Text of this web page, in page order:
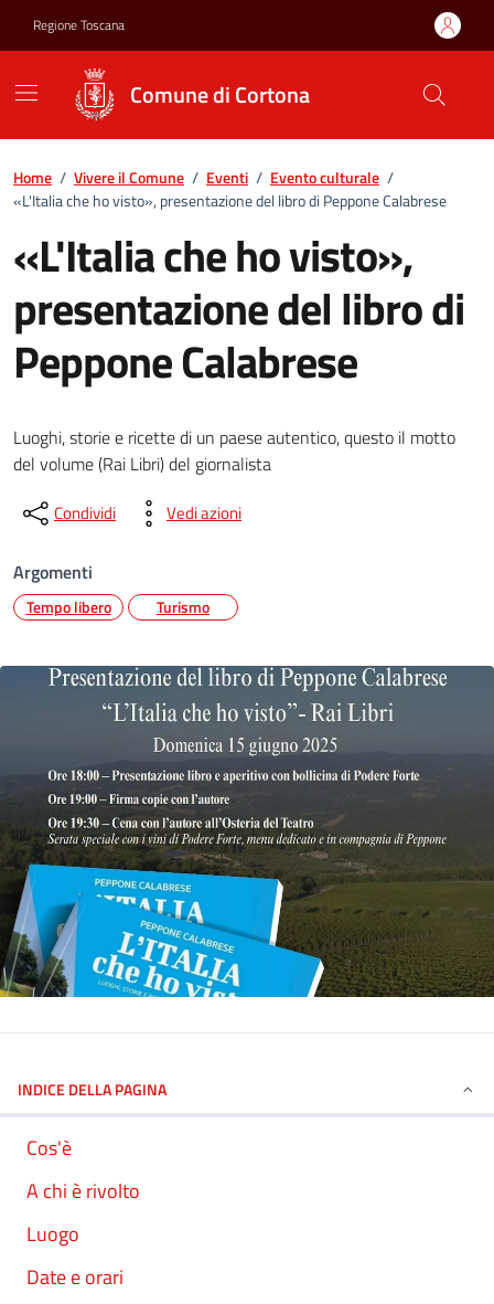
Regione Toscana
Comune di Cortona
Home / Vivere il Comune / Eventi / Evento culturale /
«L'Italia che ho visto», presentazione del libro di Peppone Calabrese
«L'Italia che ho visto»,
presentazione del libro di
Peppone Calabrese
Luoghi, storie e ricette di un paese autentico, questo il motto
del volume (Rai Libri) del giornalista
Condividi Vedi azioni
Argomenti
Tempo libero Turismo
INDICE DELLA PAGINA
Cos'è
A chi è rivolto
Luogo
Date e orari